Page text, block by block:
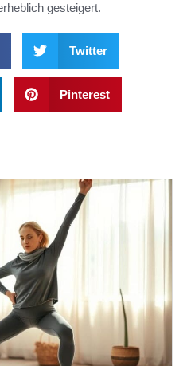
gesteigert.
Twitter
Pinterest